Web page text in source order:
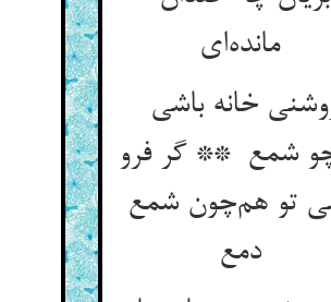
مانده‌ای
خانه باشی
شمع ** گر فرو
تو هم‌چون شمع
دمع